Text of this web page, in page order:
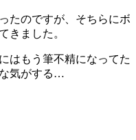
たのですが、そちらにボ
きました。
はもう筆不精になってた
気がする…